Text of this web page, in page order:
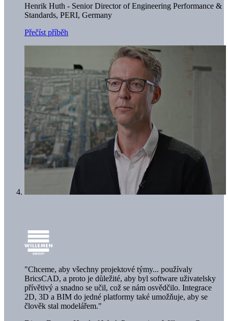
Henrik Huth - Senior Director of Engineering Performance &
Standards, PERI, Germany
Přečíst příběh
"Chceme, aby všechny projektové týmy... používaly
BricsCAD, a proto je důležité, aby byl software uživatelsky
přívětivý a snadno se učil, což se nám osvědčilo. Integrace
2D, 3D a BIM do jedné platformy také umožňuje, aby se
člověk stal modelářem."